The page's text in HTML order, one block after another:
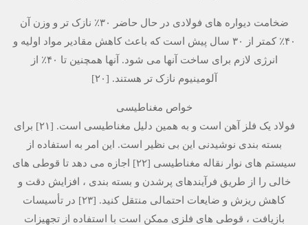
ضخامت دیواره های فولادی در حال حاضر ۳۰٪ نازک تر و وزن آن
۴۰٪ کمتر از ۳۰ سال پیش است که باعث کاهش مقادیر مواد اولیه و
انرژی لازم برای ساخت آنها می شود. آنها همچنین تا ۴۰٪ از
آلومینیوم نازک تر هستند. [۲۰]
خواص مغناطیسی
فولاد یک فلز آهن است و به همین دلیل مغناطیسی است. [۲۱] برای
بسته بندی نوشیدنی این بی نظیر است. این امر به استفاده از
سیستم های نوار نقاله مغناطیسی [۲۲] اجازه می دهد تا قوطی های
خالی را از طریق فرآیندهای پرشدن و بسته بندی ، افزایش دقت و
کاهش ریزش و ضایعات احتمالی منتقل کنید. [۲۳] در تأسیسات
بازیافت ، قوطی های فلزی ممکن است با استفاده از تجهیزات